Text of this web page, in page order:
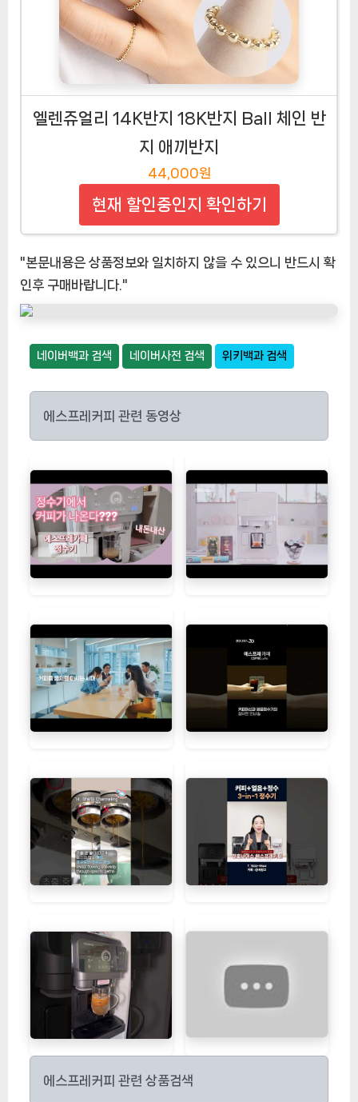
엘렌쥬얼리 14K반지 18K반지 Ball 체인 반
지 애끼반지
44,000원
현재 할인중인지 확인하기
"본문내용은 상품정보와 일치하지 않을 수 있으니 반드시 확
인후 구매바랍니다."
네이버백과 검색 네이버사전 검색 위키백과 검색
에스프레커피 관련 동영상
에스프레커피 관련 상품검색